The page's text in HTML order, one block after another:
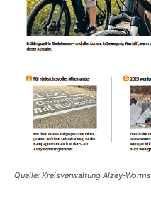
Quelle: Kreisverwaltung Alzey-Worms